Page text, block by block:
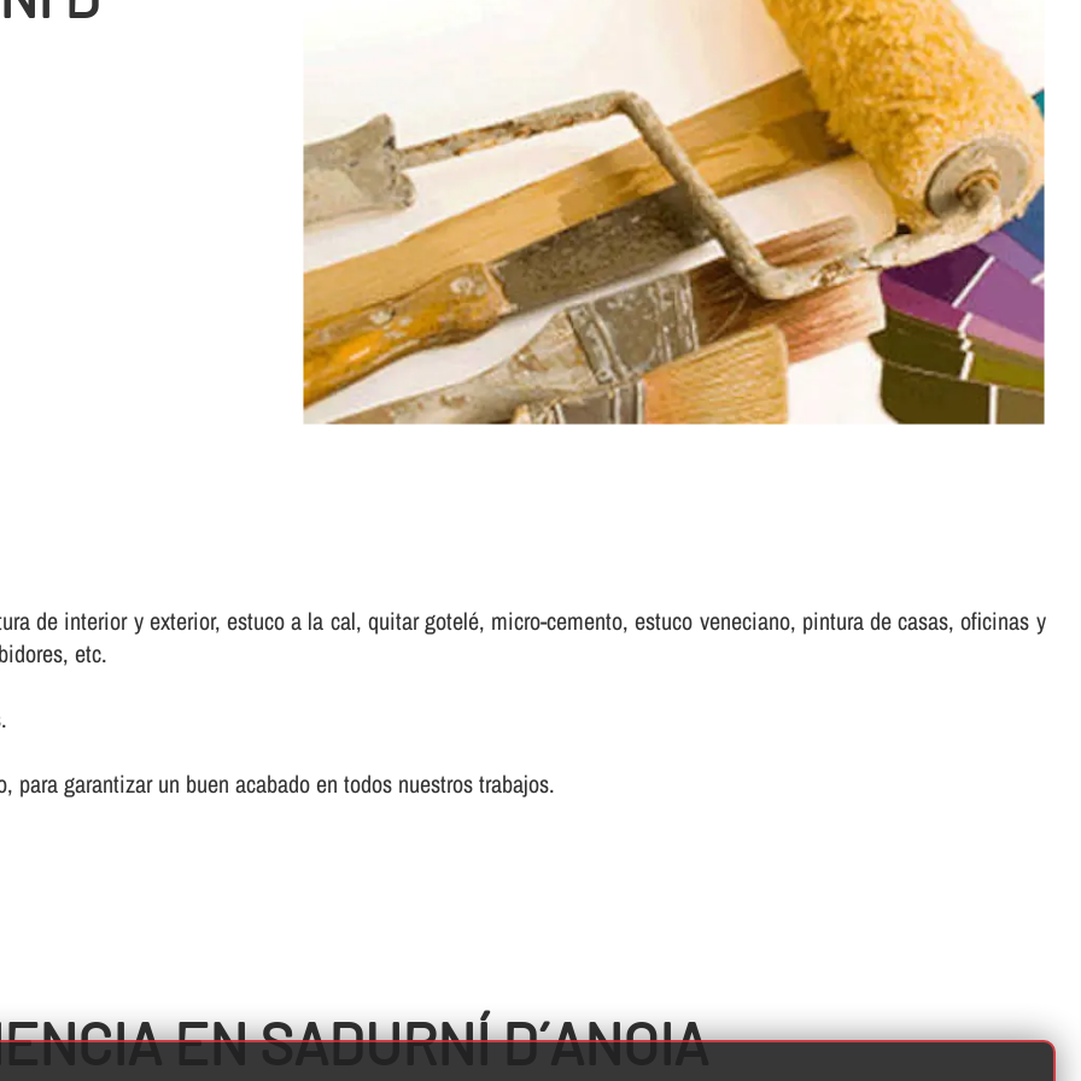
de interior y exterior, estuco a la cal, quitar gotelé, micro-cemento, estuco veneciano, pintura de casas, oficinas y
etc.
garantizar un buen acabado en todos nuestros trabajos.
EN SADURNÍ D´ANOIA